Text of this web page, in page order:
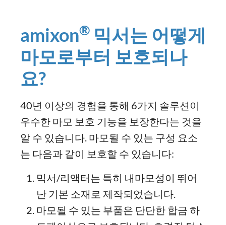
amixon® 믹서는 어떻게
마모로부터 보호되나
요?
40년 이상의 경험을 통해 6가지 솔루션이
우수한 마모 보호 기능을 보장한다는 것을
알 수 있습니다. 마모될 수 있는 구성 요소
는 다음과 같이 보호할 수 있습니다:
믹서/리액터는 특히 내마모성이 뛰어
난 기본 소재로 제작되었습니다.
마모될 수 있는 부품은 단단한 합금 하